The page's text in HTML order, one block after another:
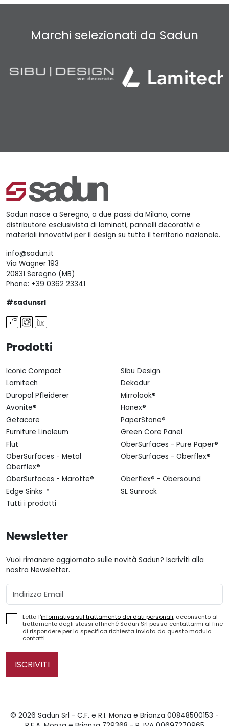
Marchi selezionati da Sadun
Sadun nasce a Seregno, a due passi da Milano, come
distributore esclusivista di laminati, pannelli decorativi e
materiali innovativi per il design su tutto il territorio nazionale.
info@sadun.it
Via Wagner 193
20831 Seregno (MB)
Phone: +39 0362 23341
#sadunsrl
Prodotti
Iconic Compact
Sibu Design
Lamitech
Dekodur
Duropal Pfleiderer
Mirrolook®
Avonite®
Hanex®
Getacore
PaperStone®
Furniture Linoleum
Green Core Panel
Flut
OberSurfaces - Pure Paper®
OberSurfaces - Metal
Oberflex®
OberSurfaces - Oberflex®
OberSurfaces - Marotte®
Oberflex® - Obersound
Edge Sinks ™
SL Sunrock
Tutti i prodotti
Newsletter
Vuoi rimanere aggiornato sulle novità Sadun? Iscriviti alla
nostra Newsletter.
Email
Letta l'informativa sul trattamento dei dati personali, acconsento al
trattamento degli stessi affinché Sadun Srl possa contattarmi al fine
di rispondere per la specifica richiesta inviata da questo modulo
contatti.
ISCRIVITI
© 2026 Sadun Srl - C.F. e R.I. Monza e Brianza 00848500153 -